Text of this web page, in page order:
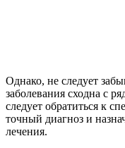
Однако, не следует
заболевания сходна с
следует обратиться к
точный диагноз и
лечения.